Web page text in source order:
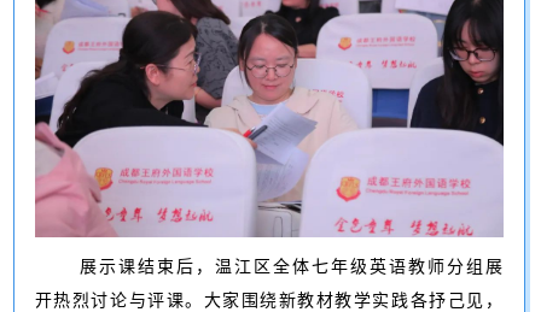
展示课结束后，温江区全体七年级英语教师分组展
开热烈讨论与评课。大家围绕新教材教学实践各抒己见，